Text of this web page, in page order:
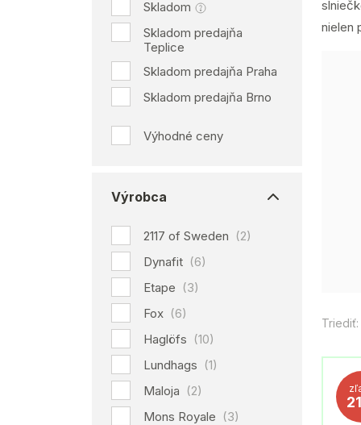
Skladom
Skladom predajňa
Teplice
Skladom predajňa Praha
Skladom predajňa Brno
Výhodné ceny
Výrobca
2117 of Sweden (2)
Dynafit (6)
Etape (3)
Fox (6)
Haglöfs (10)
Lundhags (1)
Maloja (2)
Mons Royale (3)
nielen
Triediť: